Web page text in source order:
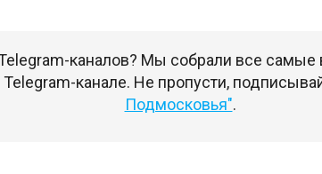
каналов? Мы собрали все
канале. Не пропусти,
Подмосковья".